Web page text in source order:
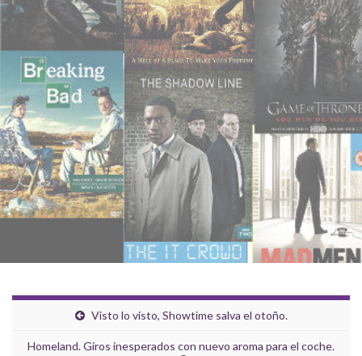
Visto lo visto, Showtime salva el otoño.
Homeland. Giros inesperados con nuevo aroma para el coche.